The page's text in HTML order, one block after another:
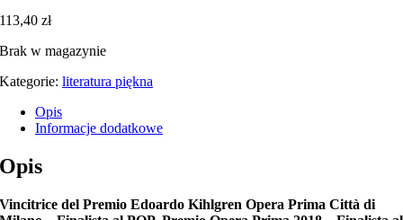
113,40zł
Brak w magazynie
Kategorie:literatura piękna
Opis
Informacje dodatkowe
Opis
Vincitrice del Premio Edoardo Kihlgren Opera Prima Città di